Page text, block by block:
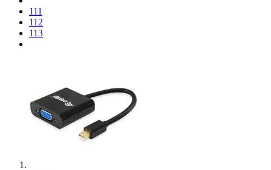
111
112
113